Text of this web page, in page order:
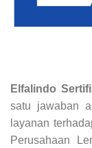
Elfalindo
satu jawaban
layanan
Perusahaan